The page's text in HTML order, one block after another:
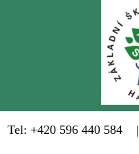
Tel: +420 596 440 584